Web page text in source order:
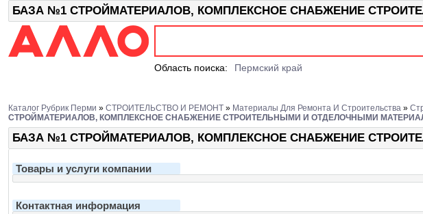
БАЗА №1 СТРОЙМАТЕРИАЛОВ, КОМПЛЕКСНОЕ СНАБЖЕНИЕ
Область поиска: Пермский край
Каталог Рубрик Перми » СТРОИТЕЛЬСТВО И РЕМОНТ » Материалы Для Ремонта И Строительства »
СТРОЙМАТЕРИАЛОВ, КОМПЛЕКСНОЕ СНАБЖЕНИЕ СТРОИТЕЛЬНЫМИ И ОТДЕЛОЧНЫМИ
БАЗА №1 СТРОЙМАТЕРИАЛОВ, КОМПЛЕКСНОЕ СНАБЖЕНИЕ
Товары и услуги компании
Контактная информация